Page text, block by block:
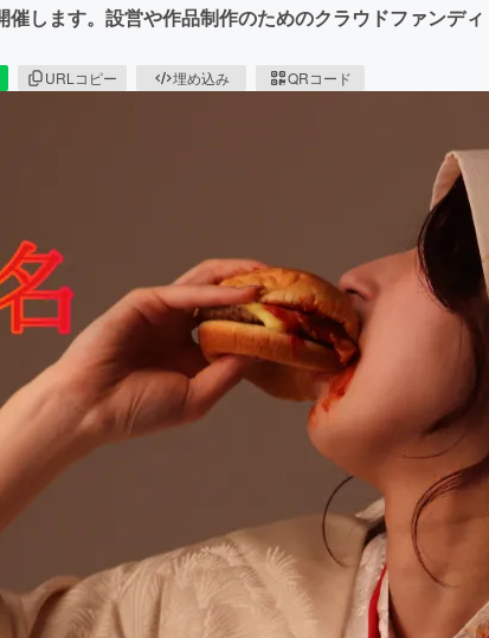
します。設営や作品制作のためのクラウドファンディ
URLコピー 埋め込み QRコード